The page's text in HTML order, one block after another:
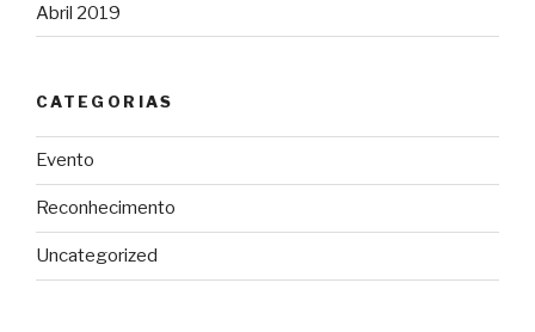
Abril 2019
CATEGORIAS
Evento
Reconhecimento
Uncategorized